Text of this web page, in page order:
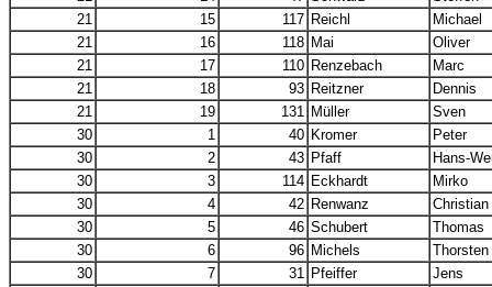
21
15 117 Reichl
Michael
21
16 118 Mai
Oliver
21
17 110 Renzebach
Marc
21
18 93 Reitzner
Dennis
21
19 131 Müller
Sven
30
1 40 Kromer
Peter
30
2 43 Pfaff
Hans-
30
3 114 Eckhardt
Mirko
30
4 42 Renwanz
Christian
30
5 46 Schubert
Thomas
30
6 96 Michels
Thorsten
30
7 31 Pfeiffer
Jens